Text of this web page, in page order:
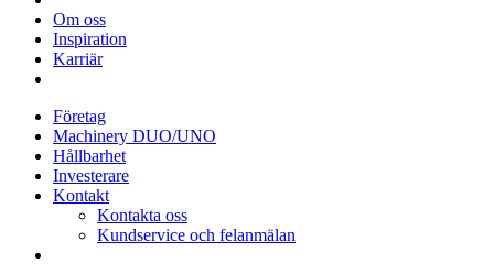
Om oss
Inspiration
Karriär
Företag
Machinery DUO/UNO
Hållbarhet
Investerare
Kontakt
Kontakta oss
Kundservice och felanmälan